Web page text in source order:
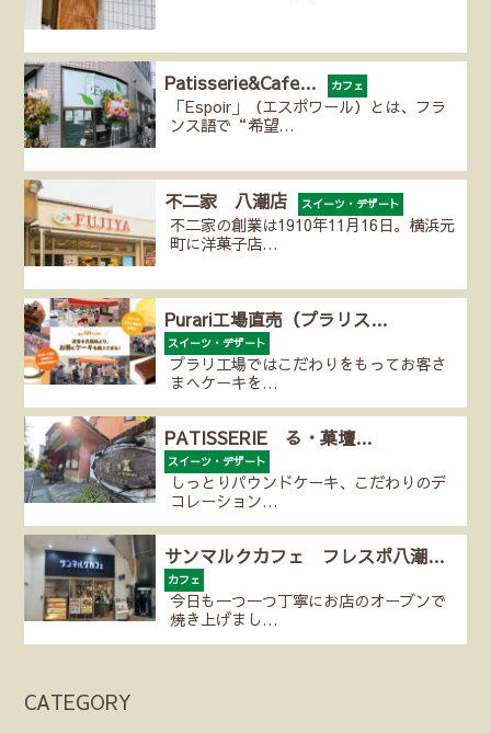
Patisserie&Cafe… カフェ
「Espoir」（エスポワール）とは、フラ
ンス語で“希望…
不二家 八潮店 スイーツ・デザート
不二家の創業は1910年11月16日。横浜元
町に洋菓子店…
Purari工場直売（プラリス…
スイーツ・デザート
プラリ工場ではこだわりをもってお客さ
まへケーキを…
PATISSERIE る・菓壇…
スイーツ・デザート
しっとりパウンドケーキ、こだわりのデ
コレーション…
サンマルクカフェ フレスポ八潮…
カフェ
今日も一つ一つ丁寧にお店のオーブンで
焼き上げまし…
CATEGORY